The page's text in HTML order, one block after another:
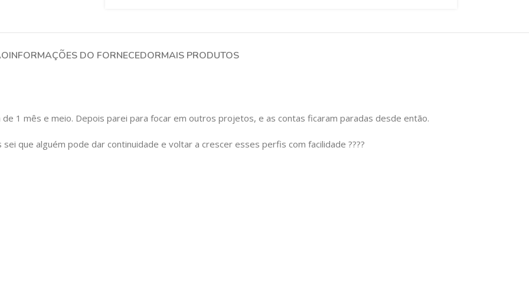
INFORMAÇÕES DO FORNECEDORMAIS PRODUTOS
1 mês e meio. Depois parei para focar em outros projetos, e as contas ficaram paradas desde então.
que alguém pode dar continuidade e voltar a crescer esses perfis com facilidade ????